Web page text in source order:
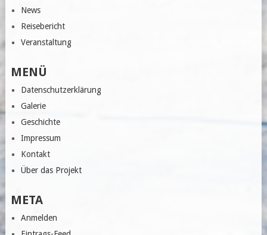
News
Reisebericht
Veranstaltung
MENÜ
Datenschutzerklärung
Galerie
Geschichte
Impressum
Kontakt
Über das Projekt
META
Anmelden